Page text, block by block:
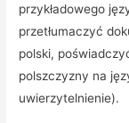
przykładowego
przetłumaczyć
polski,
polszczyzny na
uwierzytelnienie).